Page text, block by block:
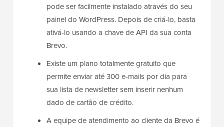
pode ser facilmente instalado através do seu
painel do WordPress. Depois de criá-lo, basta
ativá-lo usando a chave de API da sua conta
Brevo.
Existe um plano totalmente gratuito que
permite enviar até 300 e-mails por dia para
sua lista de newsletter sem inserir nenhum
dado de cartão de crédito.
A equipe de atendimento ao cliente da Brevo é